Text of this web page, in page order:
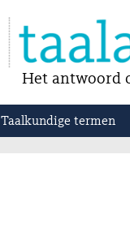
Het antwoord
Taalkundige termen